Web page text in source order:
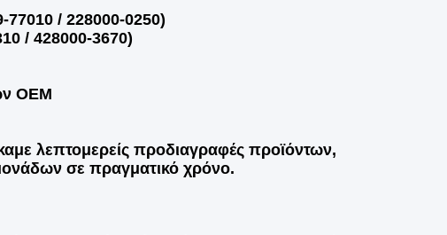
77010 / 228000-0250)
/ 428000-3670)
OEM
λεπτομερείς προδιαγραφές προϊόντων,
σε πραγματικό χρόνο.